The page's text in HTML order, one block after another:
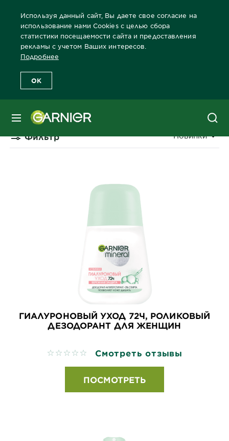
Используя данный сайт, Вы даете свое согласие на
использование нами Cookies с целью сбора
статистики посещаемости сайта и предоставления
рекламы с учетом Ваших интересов.
Подробнее
OK
МЕНЮ
Главная Дезодоранты
Каталог дезодорантов Garnier
Фильтр Сортировать
Новинки
ГИАЛУРОНОВЫЙ УХОД 72Ч, РОЛИКОВЫЙ
ДЕЗОДОРАНТ ДЛЯ ЖЕНЩИН
No reviews Смотреть отзывы
ПОСМОТРЕТЬ